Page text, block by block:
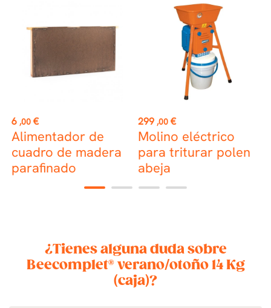
Precio
6 ,00 €
Alimentador de
cuadro de madera
parafinado
Precio
299 ,00 €
Molino eléctrico
para triturar polen
abeja
1 2 3 4
¿Tienes alguna duda sobre
Beecomplet® verano/otoño 14 Kg
(caja)?